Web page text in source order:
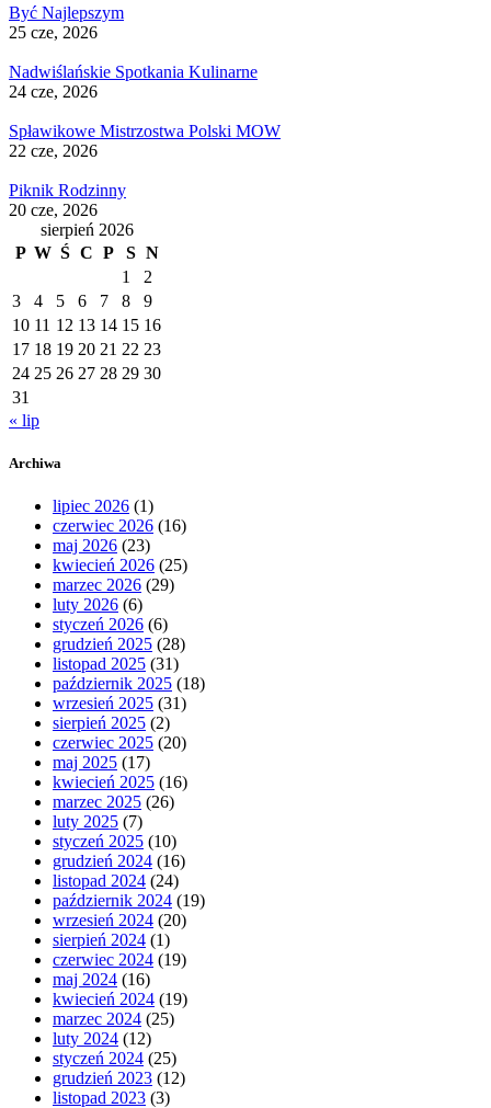
Być Najlepszym
25 cze, 2026
Nadwiślańskie Spotkania Kulinarne
24 cze, 2026
Spławikowe Mistrzostwa Polski MOW
22 cze, 2026
Piknik Rodzinny
20 cze, 2026
sierpień 2026
P W Ś C P S N
1
2
3
4 5 6 7 8
9
10 11 12 13 14 15 16
17 18 19 20 21 22 23
24 25 26 27 28 29 30
31
« lip
Archiwa
lipiec 2026 (1)
czerwiec 2026 (16)
maj 2026 (23)
kwiecień 2026 (25)
marzec 2026 (29)
luty 2026 (6)
styczeń 2026 (6)
grudzień 2025 (28)
listopad 2025 (31)
październik 2025 (18)
wrzesień 2025 (31)
sierpień 2025 (2)
czerwiec 2025 (20)
maj 2025 (17)
kwiecień 2025 (16)
marzec 2025 (26)
luty 2025 (7)
styczeń 2025 (10)
grudzień 2024 (16)
listopad 2024 (24)
październik 2024 (19)
wrzesień 2024 (20)
sierpień 2024 (1)
czerwiec 2024 (19)
maj 2024 (16)
kwiecień 2024 (19)
marzec 2024 (25)
luty 2024 (12)
styczeń 2024 (25)
grudzień 2023 (12)
listopad 2023 (3)